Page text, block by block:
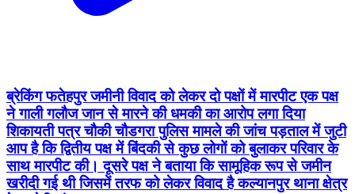
ब्रेकिंग फतेहपुर जमीनी विवाद को लेकर दो पक्षों में मारपीट एक पक्ष
ने गाली गलौज जान से मारने की धमकी का आरोप लगा दिया
शिकायती पत्र चौकी चौडगरा पुलिस मामले की जांच पड़ताल में जुटी
आप है कि द्वितीय पक्ष में बिंदकी से कुछ लोगों को बुलाकर परिवार के
साथ मारपीट की। दूसरे पक्ष ने बताया कि सामूहिक रूप से जमीन
खरीदी गई थी जिसमें तरफ को लेकर विवाद है कल्यानपुर थाना क्षेत्र